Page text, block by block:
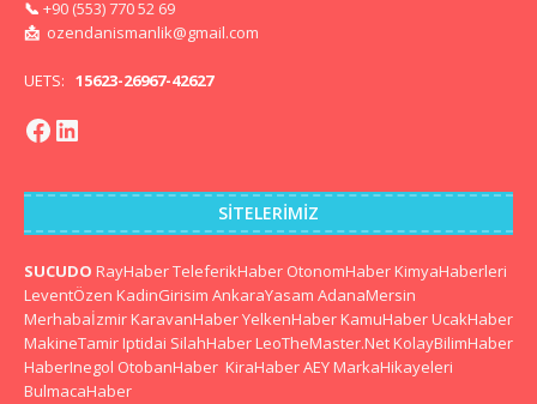
📞 +90 (553) 770 52 69
📩 ozendanismanlik@gmail.com
UETS: 15623-26967-42627
SITELERIMIZ
SUCUDO RayHaberTeleferikHaber OtonomHaber KimyaHaberleri
LeventÖzen KadinGirisim AnkaraYasam AdanaMersin
Merhabaİzmir KaravanHaberYelkenHaber KamuHaber UcakHaber
MakineTamir Iptidai SilahHaber LeoTheMaster.Net KolayBilimHaber
HaberInegol OtobanHaber KiraHaberAEY MarkaHikayeleri
BulmacaHaber